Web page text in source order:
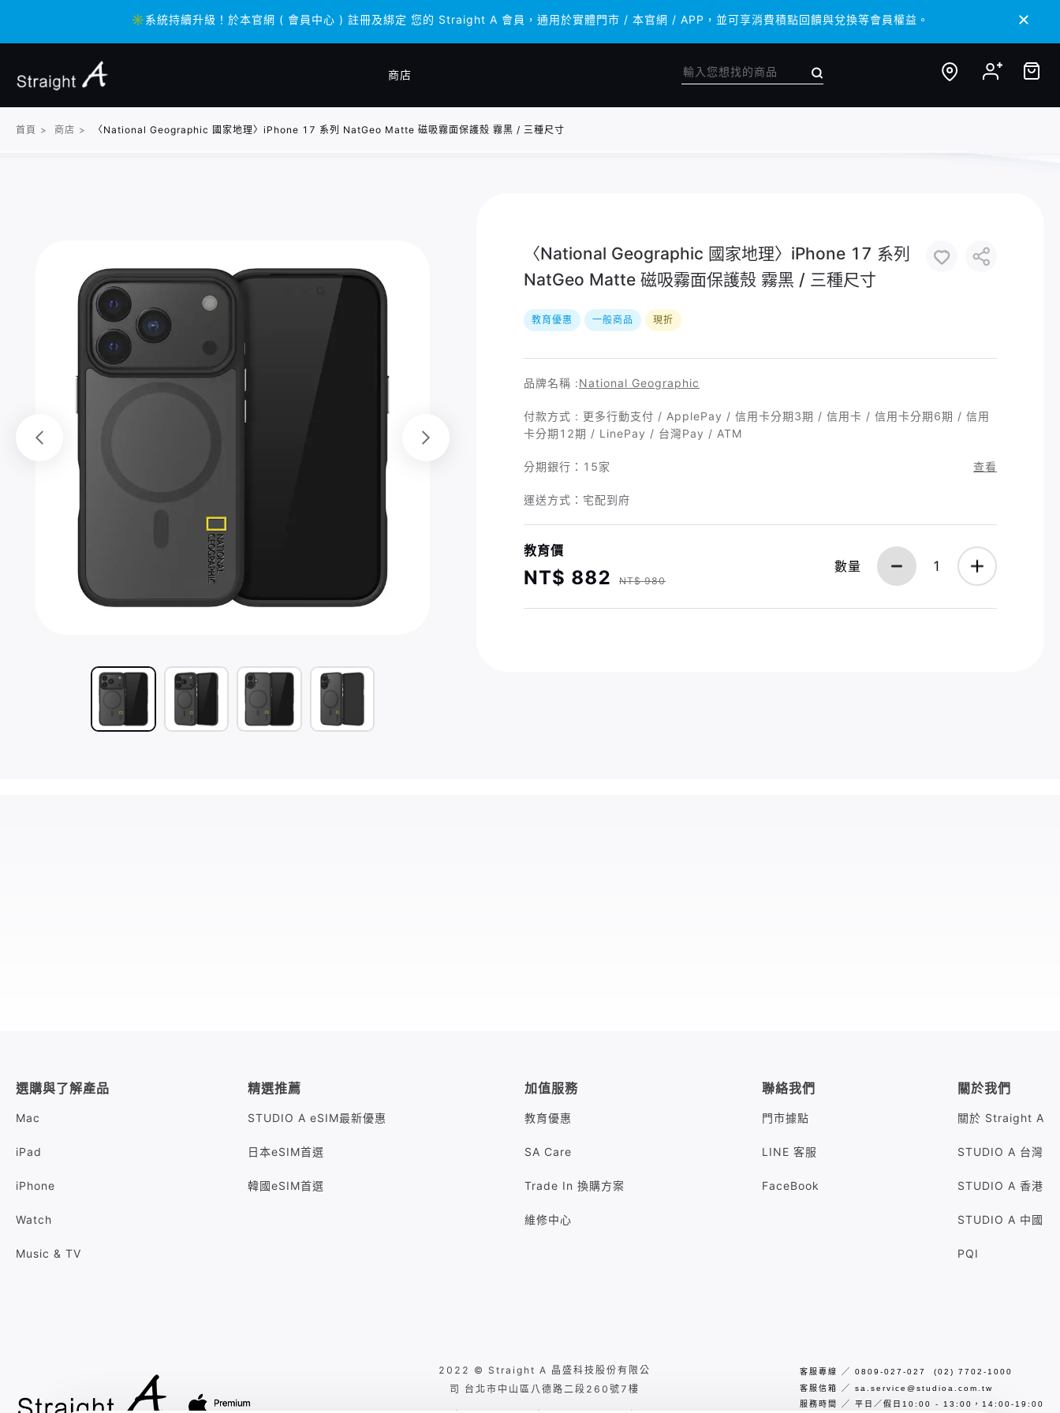
✳️系統持續升級！於本官網 ( 會員中心 ) 註冊及綁定 您的 Straight A 會員，通用於實體門市 / 本官網 / APP，並可享消費積點回饋與兌換等會員權益。
✳️系統持續升級！於本官網 ( 會員中心 ) 註冊及綁定 您的 Straight A 會員，通用於實體門市 / 本官網 / APP，並可享消費積點回饋與兌換等會員權益。
商店
首頁 > 商店 > 〈National Geographic 國家地理〉iPhone 17 系列 NatGeo Matte 磁吸霧面保護殼 霧黑 / 三種尺寸
〈National Geographic 國家地理〉iPhone 17 系列
NatGeo Matte 磁吸霧面保護殼 霧黑 / 三種尺寸
教育優惠 一般商品 現折
品牌名稱 :National Geographic
付款方式 : 更多行動支付 / ApplePay / 信用卡分期3期 / 信用卡 / 信用卡分期6期 / 信用
卡分期12期 / LinePay / 台灣Pay / ATM
分期銀行： 15家 查看
運送方式：宅配到府
教育價
NT$ 882 NT$ 980
數量 1
選購與了解產品
Mac
iPad
iPhone
Watch
Music & TV
精選推薦
STUDIO A eSIM最新優惠
日本eSIM首選
韓國eSIM首選
加值服務
教育優惠
SA Care
Trade In 換購方案
維修中心
聯絡我們
門市據點
LINE 客服
FaceBook
關於我們
關於 Straight A
STUDIO A 台灣
STUDIO A 香港
STUDIO A 中國
PQI
2022 © Straight A 晶盛科技股份有限公
司 台北市中山區八德路二段260號7樓
客服專線 ╱
0809-027-027 (02) 7702-1000
客服信箱
╱
sa.service@studioa.com.tw
服務時間
╱ 平日／假日10:00 - 13:00，14:00-19:00